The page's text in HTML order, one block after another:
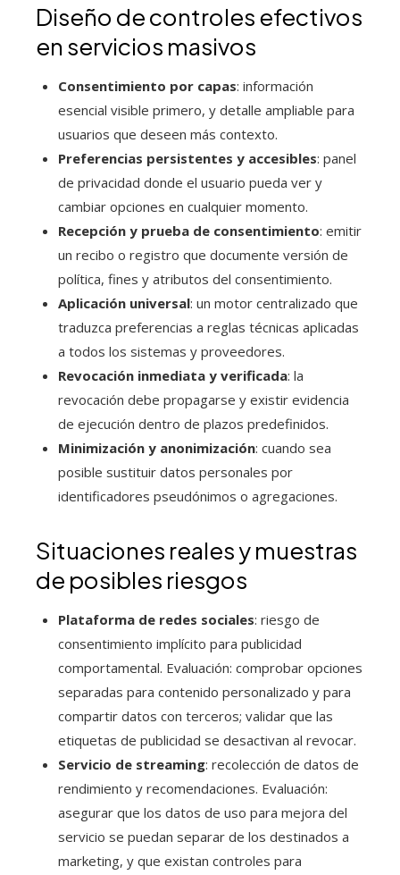
Diseño de controles efectivos
en servicios masivos
Consentimiento por capas: información
esencial visible primero, y detalle ampliable para
usuarios que deseen más contexto.
Preferencias persistentes y accesibles: panel
de privacidad donde el usuario pueda ver y
cambiar opciones en cualquier momento.
Recepción y prueba de consentimiento: emitir
un recibo o registro que documente versión de
política, fines y atributos del consentimiento.
Aplicación universal: un motor centralizado que
traduzca preferencias a reglas técnicas aplicadas
a todos los sistemas y proveedores.
Revocación inmediata y verificada: la
revocación debe propagarse y existir evidencia
de ejecución dentro de plazos predefinidos.
Minimización y anonimización: cuando sea
posible sustituir datos personales por
identificadores pseudónimos o agregaciones.
Situaciones reales y muestras
de posibles riesgos
Plataforma de redes sociales: riesgo de
consentimiento implícito para publicidad
comportamental. Evaluación: comprobar opciones
separadas para contenido personalizado y para
compartir datos con terceros; validar que las
etiquetas de publicidad se desactivan al revocar.
Servicio de streaming: recolección de datos de
rendimiento y recomendaciones. Evaluación:
asegurar que los datos de uso para mejora del
servicio se puedan separar de los destinados a
marketing, y que existan controles para